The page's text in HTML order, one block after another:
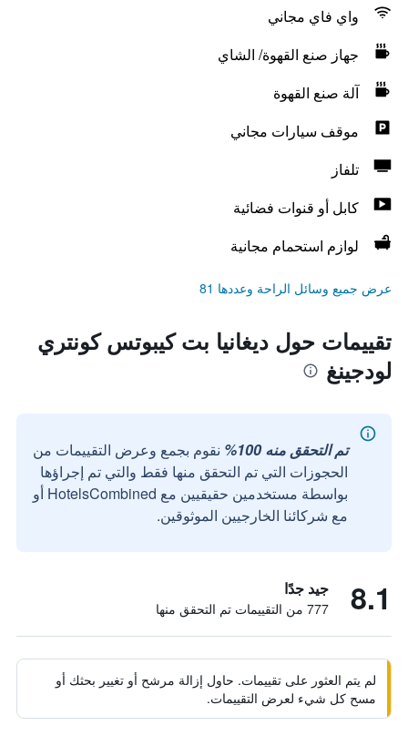
واي فاي مجاني
جهاز صنع القهوة/ الشاي
آلة صنع القهوة
موقف سيارات مجاني
تلفاز
كابل أو قنوات فضائية
لوازم استحمام مجانية
عرض جميع وسائل الراحة وعددها 81
تقييمات حول ديغانيا بت كيبوتس كونتري
لودجينغ
تم التحقق منه 100%
نقوم بجمع وعرض التقييمات من
الحجوزات التي تم التحقق منها فقط والتي تم إجراؤها
بواسطة مستخدمين حقيقيين مع HotelsCombined أو
مع شركائنا الخارجيين الموثوقين.
8.1 جيد جدًا
777 من التقييمات تم التحقق منها
لم يتم العثور على تقييمات. حاول إزالة مرشح أو تغيير بحثك أو
مسح كل شيء لعرض التقييمات.